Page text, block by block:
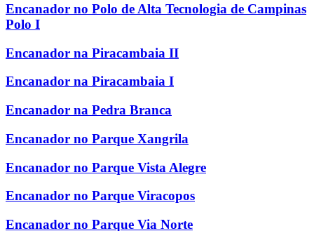
Encanador no Polo de Alta Tecnologia de Campinas
Polo I
Encanador na Piracambaia II
Encanador na Piracambaia I
Encanador na Pedra Branca
Encanador no Parque Xangrila
Encanador no Parque Vista Alegre
Encanador no Parque Viracopos
Encanador no Parque Via Norte